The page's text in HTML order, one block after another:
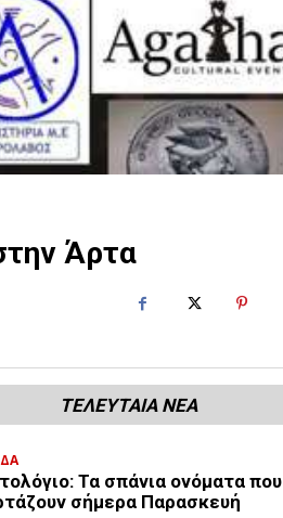
Άρτα
ΤΕΛΕΥΤΑΙΑ ΝΕΑ
Τα σπάνια ονόματα που
σήμερα Παρασκευή